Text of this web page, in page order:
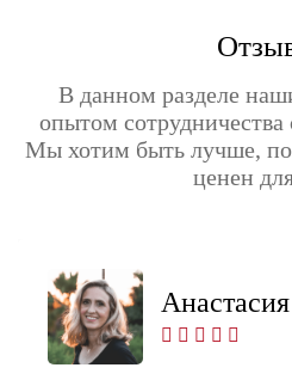
В данном разделе
опытом
Мы хотим быть лучше,
ценен
Анастасия